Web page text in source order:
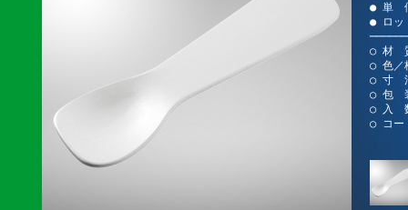
● 単
● ロッ
○ 材
○ 色／
○ 寸
○ 包
○ 入
○ コー